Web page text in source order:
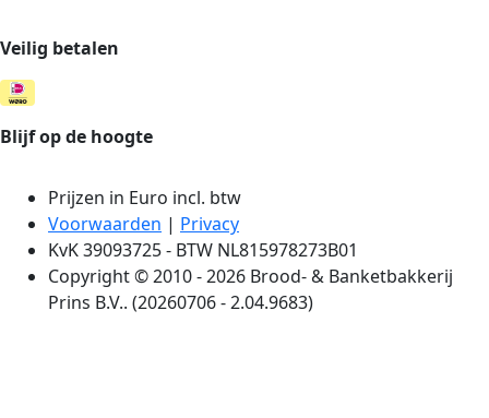
Veilig betalen
Blijf op de hoogte
Prijzen in Euro incl. btw
Voorwaarden | Privacy
KvK 39093725 - BTW NL815978273B01
Copyright © 2010 - 2026 Brood- & Banketbakkerij
Prins B.V.. (20260706 - 2.04.9683)